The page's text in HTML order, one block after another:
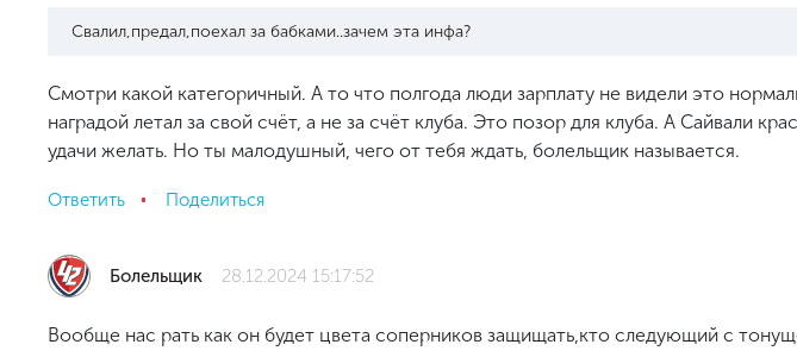
Свалил,предал,поехал за бабками..зачем эта инфа?
Смотри какой категоричный. А то что полгода люди зарплату не видели это
наградой летал за свой счёт, а не за счёт клуба. Это позор для клуба. А Сайвали
удачи желать. Но ты малодушный, чего от тебя ждать, болельщик называется.
Ответить Поделиться
Болельщик 28.12.2024 15:17:52
Вообще нас рать как он будет цвета соперников защищать,кто следующий с